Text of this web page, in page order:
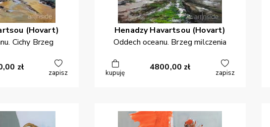
(Hovart)
Cichy Brzeg
zł
zapisz
Henadzy Havartsou (Hovart)
Oddech oceanu. Brzeg milczenia
kupuję
4800,00 zł
zapisz